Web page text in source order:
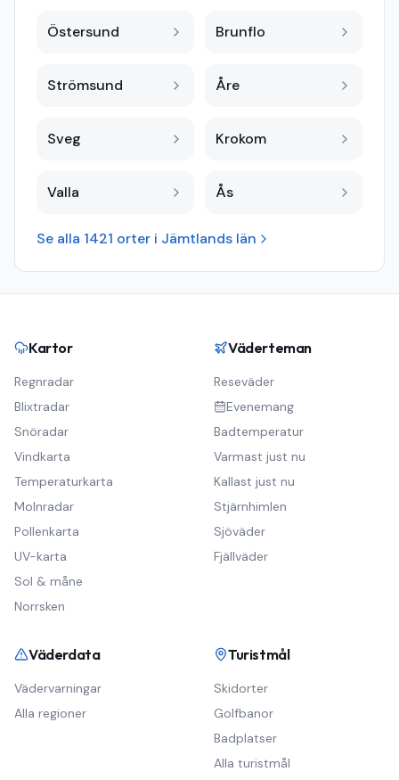
Östersund Brunflo
Strömsund Åre
Sveg Krokom
Valla Ås
Se alla 1421 orter i Jämtlands län
Kartor
Regnradar
Blixtradar
Snöradar
Vindkarta
Temperaturkarta
Molnradar
Pollenkarta
UV-karta
Sol & måne
Norrsken
Väderteman
Reseväder
Evenemang
Badtemperatur
Varmast just nu
Kallast just nu
Stjärnhimlen
Sjöväder
Fjällväder
Väderdata
Vädervarningar
Alla regioner
Turistmål
Skidorter
Golfbanor
Badplatser
Alla turistmål